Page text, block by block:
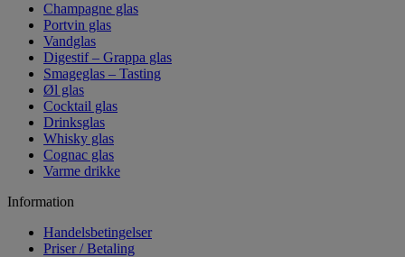
Champagne glas
Portvin glas
Vandglas
Digestif – Grappa glas
Smageglas – Tasting
Øl glas
Cocktail glas
Drinksglas
Whisky glas
Cognac glas
Varme drikke
Information
Handelsbetingelser
Priser / Betaling